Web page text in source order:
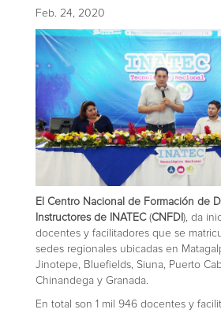
Feb. 24, 2020
El Centro Nacional de Formación de
Instructores de INATEC(CNFDI ), da
docentes y facilitadores que se
sedes regionales ubicadas en
Jinotepe, Bluefields, Siuna, Puerto
Chinandega y Granada.
En total son 1 mil 946 docentes y